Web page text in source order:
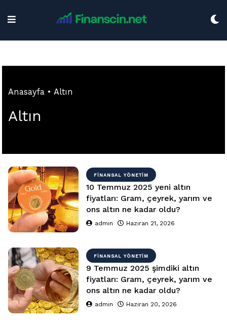
Anasayfa • Altın
Altın
FINANSAL YÖNETIM
10 Temmuz 2025 yeni altın
fiyatları: Gram, çeyrek, yarım ve
ons altın ne kadar oldu?
admin Haziran 21, 2026
FINANSAL YÖNETIM
9 Temmuz 2025 şimdiki altın
fiyatları: Gram, çeyrek, yarım ve
ons altın ne kadar oldu?
admin Haziran 20, 2026